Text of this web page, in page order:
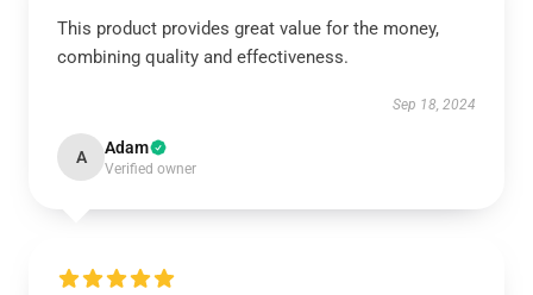
This product provides great value for the money,
combining quality and effectiveness.
Sep 18, 2024
A Adam
Verified owner